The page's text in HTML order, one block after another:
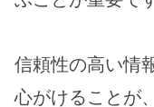
信頼性の高い情
心がけることが